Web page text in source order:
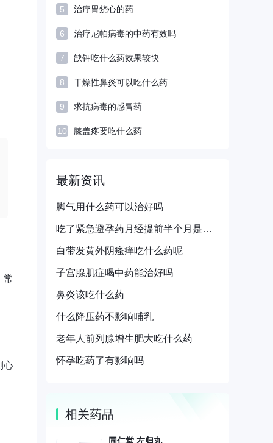
常
心
5 治疗胃烧心的药
6 治疗尼帕病毒的中药有效吗
7 缺钾吃什么药效果较快
8 干燥性鼻炎可以吃什么药
9 求抗病毒的感冒药
10 膝盖疼要吃什么药
最新资讯
脚气用什么药可以治好吗
吃了紧急避孕药月经提前半个月是怎么回事
白带发黄外阴瘙痒吃什么药呢
子宫腺肌症喝中药能治好吗
鼻炎该吃什么药
什么降压药不影响哺乳
老年人前列腺增生肥大吃什么药
怀孕吃药了有影响吗
相关药品
同仁堂 左归丸